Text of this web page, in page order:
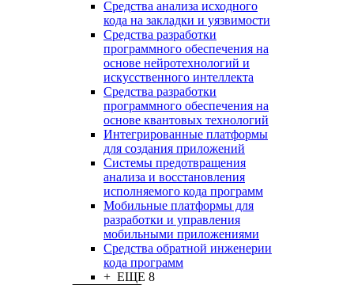
Средства анализа исходного
кода на закладки и уязвимости
Средства разработки
программного обеспечения на
основе нейротехнологий и
искусственного интеллекта
Средства разработки
программного обеспечения на
основе квантовых технологий
Интегрированные платформы
для создания приложений
Системы предотвращения
анализа и восстановления
исполняемого кода программ
Мобильные платформы для
разработки и управления
мобильными приложениями
Средства обратной инженерии
кода программ
+ ЕЩЕ 8